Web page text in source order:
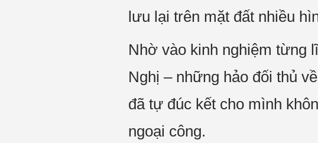
lưu lại trên mặt đất nhiều
Nhờ vào kinh nghiệm từng
Nghị – những hảo đối thủ
đã tự đúc kết cho mình
ngoại công.